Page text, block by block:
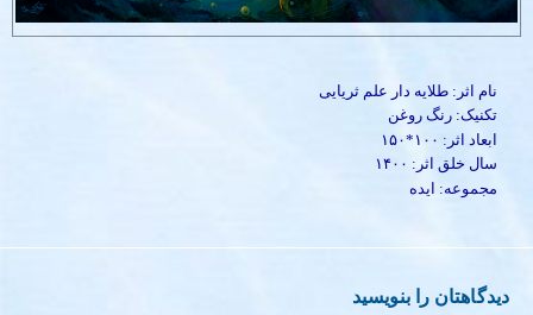
نام اثر: طلایه دار علم ثریایی
تکنیک: رنگ روغن
ابعاد اثر: ۱۰۰*۱۵۰
سال خلق اثر: ۱۴۰۰
مجموعه: ایده
دیدگاهتان را بنویسید